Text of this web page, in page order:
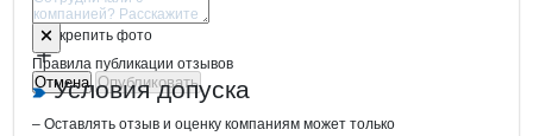
Прикрепить фото
Отмена Опубликовать
Отмена Опубликовать
Правила публикации отзывов
Условия допуска
– Оставлять отзыв и оценку компаниям может только